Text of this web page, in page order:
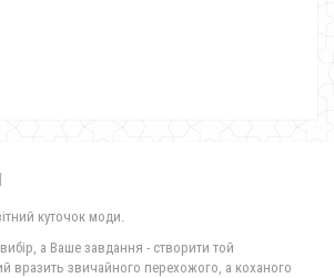
куточок моди.
а Ваше завдання - створити той
вразить звичайного перехожого, а коханого